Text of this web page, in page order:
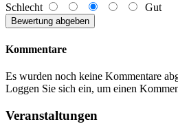
Schlecht Gut
Kommentare
Es wurden noch keine Kommentare
Loggen Sie sich ein, um einen
Veranstaltungen